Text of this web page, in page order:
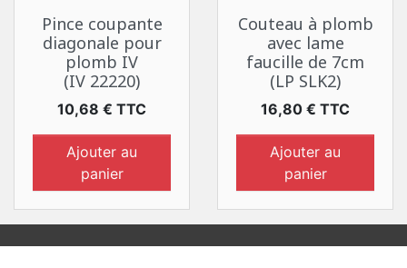
Pince coupante
diagonale pour
plomb IV
(IV 22220)
Prix
10,68 € TTC
Ajouter au
panier
Couteau à plomb
avec lame
faucille de 7cm
(LP SLK2)
Prix
16,80 € TTC
Ajouter au
panier